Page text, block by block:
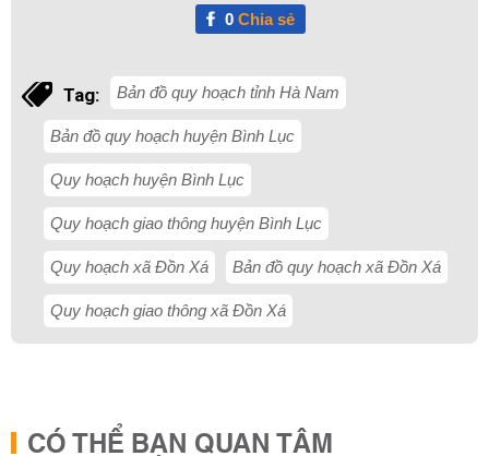
0Chia sẻ
Tag: Bản đồ quy hoạch tỉnh Hà Nam
Bản đồ quy hoạch huyện Bình Lục
Quy hoạch huyện Bình Lục
Quy hoạch giao thông huyện Bình Lục
Quy hoạch xã Đồn Xá Bản đồ quy hoạch xã Đồn Xá
Quy hoạch giao thông xã Đồn Xá
CÓ THỂ BẠN QUAN TÂM